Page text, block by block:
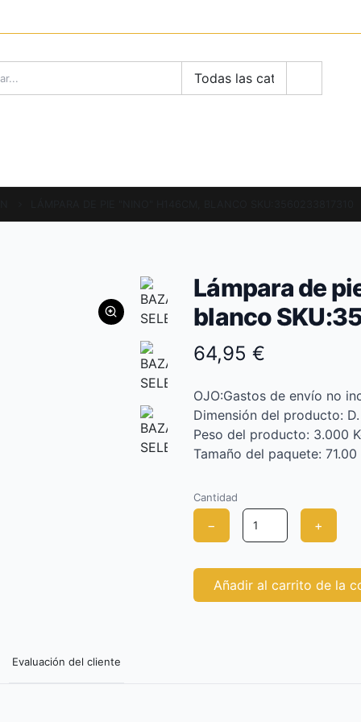
Lámpara de
blanco
64,95 €
OJO:Gastos de envío no
Dimensión del producto:
Peso del producto: 3.000
Tamaño del paquete:
Cantidad
− +
Añadir al carrito de la
Evaluación del cliente